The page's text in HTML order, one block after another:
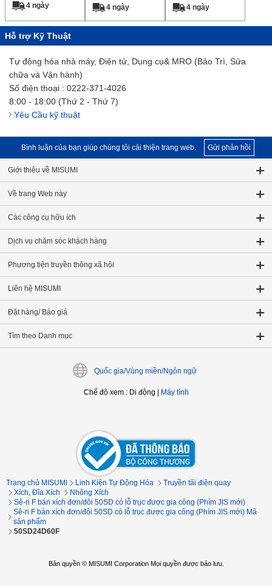
4 ngày
4 ngày 4 ngày
Hỗ trợ Kỹ Thuật
Tự động hóa nhà máy, Điện tử, Dụng cụ& MRO (Bảo Trì, Sửa
chữa và Vận hành)
Số điện thoại : 0222-371-4026
8:00 - 18:00 (Thứ 2 - Thứ 7)
Yêu Cầu kỹ thuật
Bình luận của bạn giúp chúng tôi cải thiện trang web. Gửi phản hồi
Giới thiệu về MISUMI
Về trang Web này
Các công cụ hữu ích
Dịch vụ chăm sóc khách hàng
Phương tiện truyền thông xã hội
Liên hệ MISUMI
Đặt hàng/ Báo giá
Tìm theo Danh mục
Quốc gia/Vùng miền/Ngôn ngữ
Chế độ xem: Di động Máy tính
Trang chủ MISUMI Linh Kiện Tự Động Hóa
Truyền tải điện quay
Xích, Đĩa Xích
Nhông Xích
Sê-ri F bán xích đơn/đôi 50SD có lỗ trục được gia công (Phím JIS mới)
Sê-ri F bán xích đơn/đôi 50SD có lỗ trục được gia công (Phím JIS mới) Mã
sản phẩm
50SD24D60F
Bản quyền © MISUMI Corporation Mọi quyền được bảo lưu.